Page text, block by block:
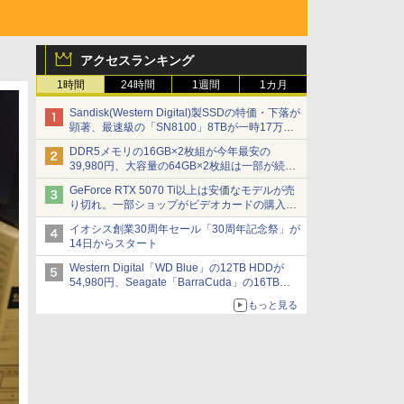
アクセスランキング
1時間 24時間 1週間 1カ月
Sandisk(Western Digital)製SSDの特価・下落が
顕著、最速級の「SN8100」8TBが一時17万円
割れ [8月前半のSSD価格]
DDR5メモリの16GB×2枚組が今年最安の
39,980円、大容量の64GB×2枚組は一部が続騰
[8月前半のメモリ価格]
GeForce RTX 5070 Ti以上は安価なモデルが売
り切れ。一部ショップがビデオカードの購入制
限を実施したニュースが注目を集める AKIBA
PC Hotline! 先週のアクセスランキング 26年7月
27日～26年8月3日
イオシス創業30周年セール「30周年記念祭」が
14日からスタート
Western Digital「WD Blue」の12TB HDDが
54,980円、Seagate「BarraCuda」の16TB
HDDが64,980円などが特売、NAS・ビジネス向
けは上昇傾向 [8月前半のHDD価格]
もっと見る